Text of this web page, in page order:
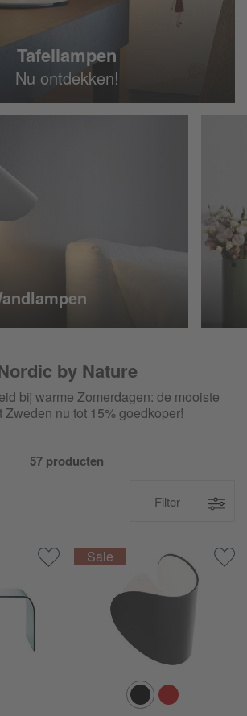
Tafellampen
Nu ontdekken!
by Nature
bij warme Zomerdagen: de mooiste
Zweden nu tot 15% goedkoper!
57 producten
Filter